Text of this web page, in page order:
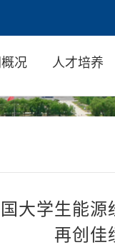
况 人才培养
大学生能
再创佳